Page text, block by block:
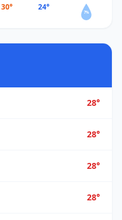
30° 24°
7%
28°
28°
28°
28°